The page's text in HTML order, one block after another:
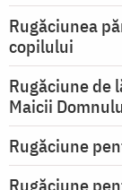
Rugăciunea
copilului
Rugăciune de
Maicii
Rugăciune